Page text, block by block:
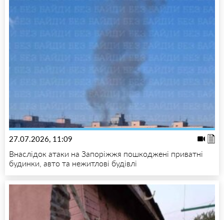
27.07.2026, 11:09
Внаслідок атаки на Запоріжжя пошкоджені приватні
будинки, авто та нежитлові будівлі